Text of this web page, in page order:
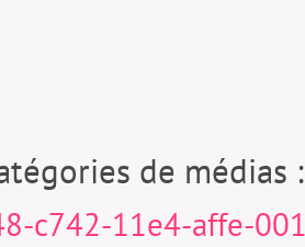
de médias
c742-11e4-affe-